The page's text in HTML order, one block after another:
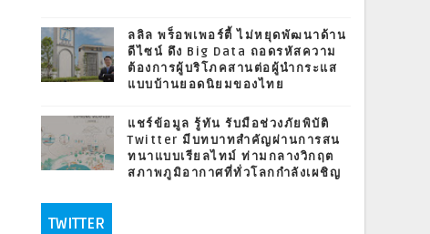
ลลิล พร็อพเพอร์ตี้ ไม่หยุดพัฒนาด้าน
ดีไซน์ ดึง Big Data ถอดรหัสความ
ต้องการผู้บริโภคสานต่อผู้นำกระแส
แบบบ้านยอดนิยมของไทย
แชร์ข้อมูล รู้ทัน รับมือช่วงภัยพิบัติ
Twitter มีบทบาทสำคัญผ่านการสน
ทนาแบบเรียลไทม์ ท่ามกลางวิกฤต
สภาพภูมิอากาศที่ทั่วโลกกำลังเผชิญ
TWITTER